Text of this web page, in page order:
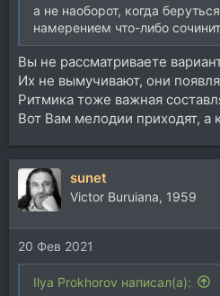
а не наоборот, когда
намерением что-либо
Вы не рассматриваете
Их не вымучивают, они
Ритмика тоже важная
Вот Вам мелодии приходят, а
sunet
Victor Buruiana, 1959
20 Фев 2021
Ilya Prokhorov написал(а):